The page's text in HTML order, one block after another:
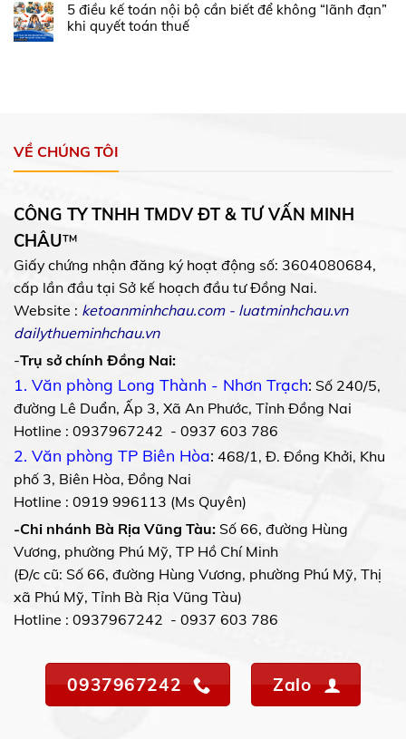
5 điều kế toán nội bộ cần biết để không “lãnh đạn”
khi quyết toán thuế
VỀ CHÚNG TÔI
CÔNG TY TNHH TMDV ĐT & TƯ VẤN MINH
CHÂU™
Giấy chứng nhận đăng ký hoạt động số: 3604080684,
cấp lần đầu tại Sở kế hoạch đầu tư Đồng Nai.
Website : ketoanminhchau.com- luatminhchau.vn
dailythueminhchau.vn
-Trụ sở chính Đồng Nai:
1. Văn phòng Long Thành - Nhơn Trạch: Số 240/5,
đường Lê Duẩn, Ấp 3, Xã An Phước, Tỉnh Đồng Nai
Hotline : 0937967242 - 0937 603 786
2. Văn phòng TP Biên Hòa: 468/1, Đ. Đồng Khởi, Khu
phố 3, Biên Hòa, Đồng Nai
Hotline : 0919 996113 (Ms Quyên)
-Chi nhánh Bà Rịa Vũng Tàu: Số 66, đường Hùng
Vương, phường Phú Mỹ, TP Hồ Chí Minh
(Đ/c cũ: Số 66, đường Hùng Vương, phường Phú Mỹ, Thị
xã Phú Mỹ, Tỉnh Bà Rịa Vũng Tàu)
Hotline : 0937967242 - 0937 603 786
0937967242 Zalo